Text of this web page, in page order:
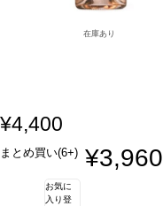
在庫あり
¥4,400
まとめ買い(6+) ¥3,960
お気に
入り登